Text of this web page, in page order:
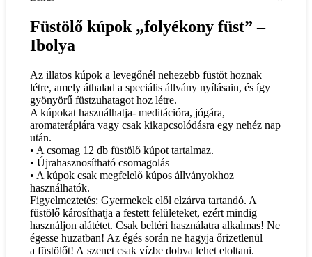
Füstölő kúpok „folyékony füst” –
Ibolya
Az illatos kúpok a levegőnél nehezebb füstöt hoznak
létre, amely áthalad a speciális állvány nyílásain, és így
gyönyörű füstzuhatagot hoz létre.
A kúpokat használhatja- meditációra, jógára,
aromaterápiára vagy csak kikapcsolódásra egy nehéz nap
után.
• A csomag 12 db füstölő kúpot tartalmaz.
• Újrahasznosítható csomagolás
• A kúpok csak megfelelő kúpos állványokhoz
használhatók.
Figyelmeztetés: Gyermekek elől elzárva tartandó. A
füstölő károsíthatja a festett felületeket, ezért mindig
használjon alátétet. Csak beltéri használatra alkalmas! Ne
égesse huzatban! Az égés során ne hagyja őrizetlenül
a füstölőt! A szenet csak vízbe dobva lehet eloltani.